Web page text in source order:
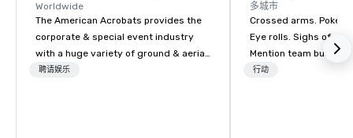
Worldwide
The American Acrobats provides the
corporate & special event industry
with a huge variety of ground & aerial
performances using elite professional
聘请娱乐
多城市
Crossed arms. Poked out bottom lips.
Eye rolls. Sighs of
Mention team
get these reactions. The thought of
行动